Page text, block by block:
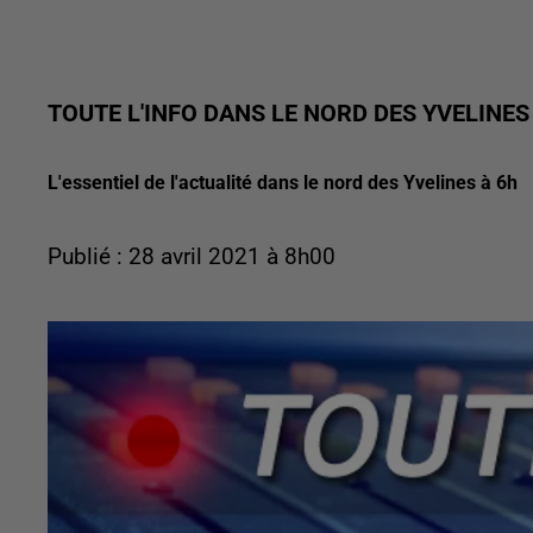
TOUTE L'INFO DANS LE NORD DES
L'essentiel de l'actualité dans le nord des Yvelines à 6h
Publié : 28 avril 2021 à 8h00